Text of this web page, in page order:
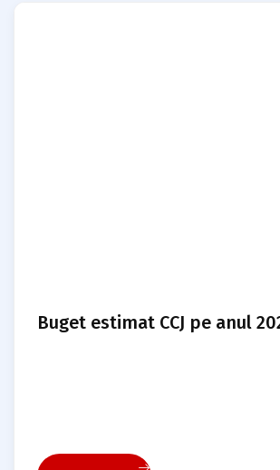
Buget estimat CCJ pe anul